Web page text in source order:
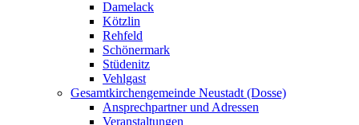
Damelack
Kötzlin
Rehfeld
Schönermark
Stüdenitz
Vehlgast
Gesamtkirchengemeinde Neustadt (Dosse)
Ansprechpartner und Adressen
Veranstaltungen